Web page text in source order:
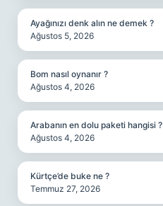
Ayağınızı denk alın ne demek ?
Ağustos 5, 2026
Bom nasıl oynanır ?
Ağustos 4, 2026
Arabanın en dolu paketi hangisi ?
Ağustos 4, 2026
Kürtçe’de buke ne ?
Temmuz 27, 2026